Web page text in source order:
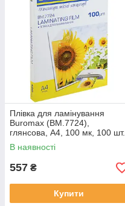
Плівка для ламінування
Buromax (BM.7724),
глянсова, А4, 100 мк, 100 шт.
В наявності
557 ₴
Купити